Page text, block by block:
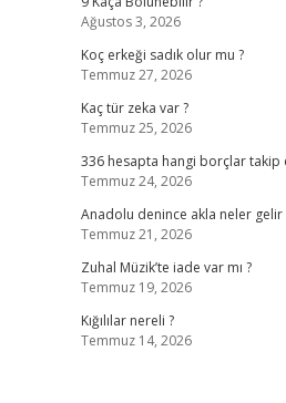
Ağustos 3, 2026
Koç erkeği sadık olur mu ?
Temmuz 27, 2026
Kaç tür zeka var ?
Temmuz 25, 2026
336 hesapta hangi borçlar takip
Temmuz 24, 2026
Anadolu denince akla neler gelir
Temmuz 21, 2026
Zuhal Müzik’te iade var mı ?
Temmuz 19, 2026
Kığılılar nereli ?
Temmuz 14, 2026